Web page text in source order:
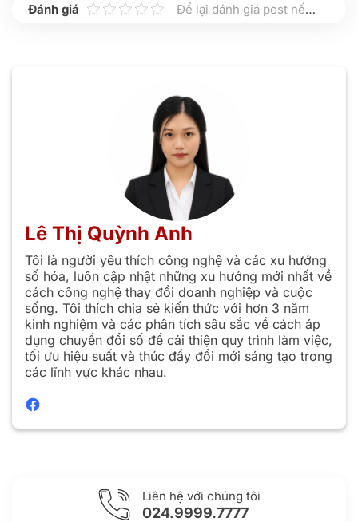
Để lại đánh giá post nếu bạn thấy hữu ích nhé
Lê Thị Quỳnh Anh
Tôi là người yêu thích công nghệ và các xu hướng
số hóa, luôn cập nhật những xu hướng mới nhất về
cách công nghệ thay đổi doanh nghiệp và cuộc
sống. Tôi thích chia sẻ kiến thức với hơn 3 năm
kinh nghiệm và các phân tích sâu sắc về cách áp
dụng chuyển đổi số để cải thiện quy trình làm việc,
tối ưu hiệu suất và thúc đẩy đổi mới sáng tạo trong
các lĩnh vực khác nhau.
Liên hệ với chúng tôi
024.9999.7777